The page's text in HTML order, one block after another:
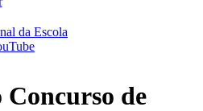
Concurso de